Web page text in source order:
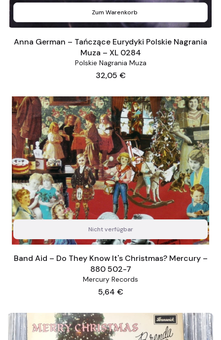
Zum Warenkorb
Anna German – Tańczące Eurydyki Polskie Nagrania
Muza – XL 0284
Polskie Nagrania Muza
Preis
32,05 €
Nicht verfügbar
Band Aid – Do They Know It's Christmas? Mercury –
880 502-7
Mercury Records
Preis
5,64 €